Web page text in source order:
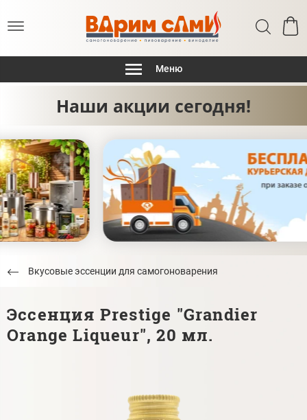
Меню
Наши акции сегодня!
Вкусовые эссенции для самогоноварения
Эссенция Prestige "Grandier
Orange Liqueur", 20 мл.